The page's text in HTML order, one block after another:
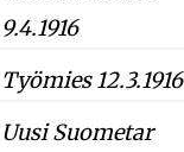
9.4.1916
Työmies 12.3.1916
Uusi Suometar